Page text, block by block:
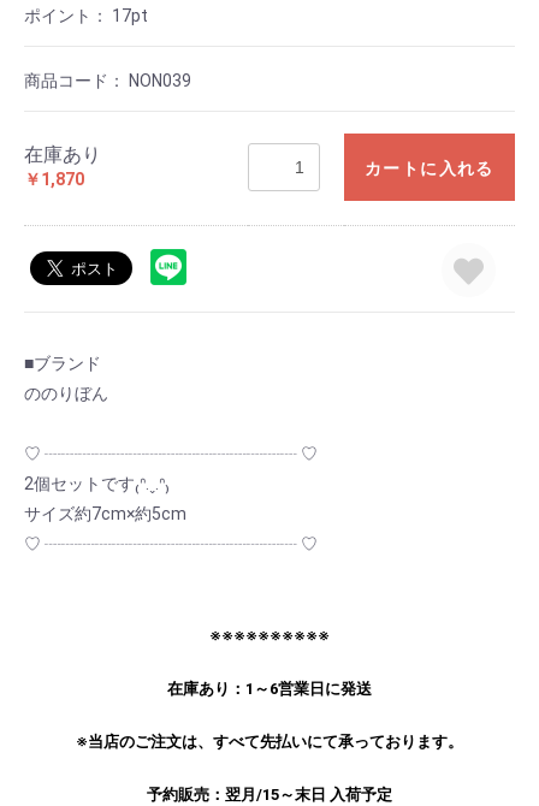
ポイント： 17pt
商品コード： NON039
在庫あり
￥1,870
カートに入れる
お買い物を続ける カートへ進む
■ブランド
ののりぼん
♡ ┈┈┈┈┈┈┈┈┈┈┈┈┈┈┈ ♡
2個セットです₍ᐢ.ˬ.ᐢ₎
サイズ約7cm×約5cm
♡ ┈┈┈┈┈┈┈┈┈┈┈┈┈┈┈ ♡
※※※※※※※※※※
在庫あり：1～6営業日に発送
※当店のご注文は、すべて先払いにて承っております。
予約販売：翌月/15～末日 入荷予定